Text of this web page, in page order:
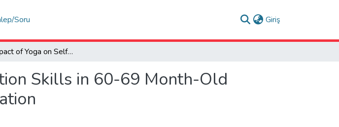
Soru Giriş
The Impact of Yoga on Self-Regulation Skills in 60-69 Month-Old Children Attending Preschool Education
Skills in 60-69 Month-Old